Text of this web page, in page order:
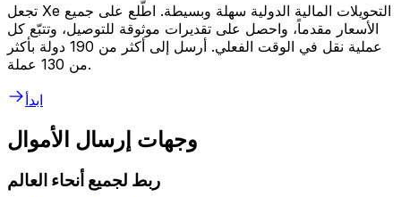
تجعل Xe التحويلات المالية الدولية سهلة وبسيطة. اطّلع على جميع
الأسعار مقدماً، واحصل على تقديرات موثوقة للتوصيل، وتتبّع كل
عملية نقل في الوقت الفعلي. أرسل إلى أكثر من 190 دولة بأكثر
من 130 عملة.
ابدأ
وجهات إرسال الأموال
ربط لجميع أنحاء العالم